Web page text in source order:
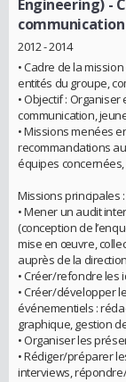
Engineering)-
communication
2012 - 2014
• Cadre de la
entités du groupe,
• Objectif :
communication,
• Missions menées
recommandations
équipes
Missions principales :
• Mener un audit
(conception de
mise en œuvre,
auprès de la
• Créer/refondre les
• Créer/développer
événementiels :
graphique, gestion
• Organiser les
• Rédiger/préparer
interviews,